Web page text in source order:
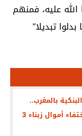
عليه، فمنهم
تبديلا”
بالمغرب..
والناظور تدخل دائرة الاستهداف بعد اختفاء أموال زبناء 3